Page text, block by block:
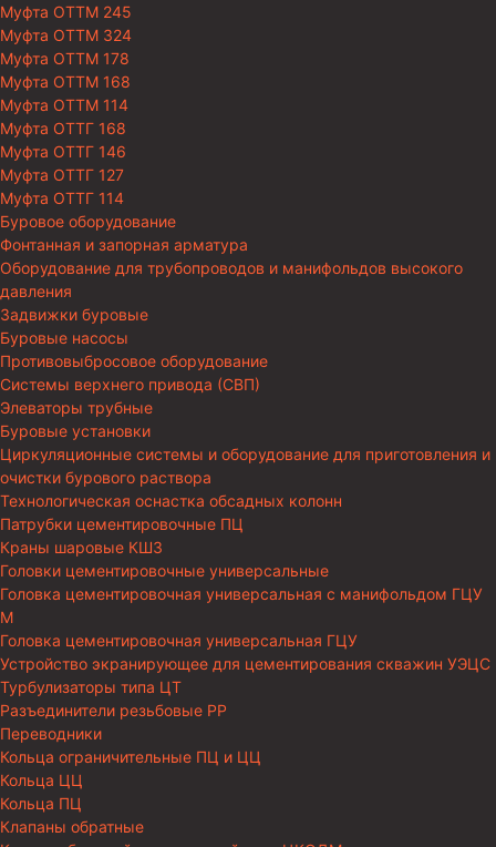
Муфта ОТТМ 245
Муфта ОТТМ 324
Муфта ОТТМ 178
Муфта ОТТМ 168
Муфта ОТТМ 114
Муфта ОТТГ 168
Муфта ОТТГ 146
Муфта ОТТГ 127
Муфта ОТТГ 114
Буровое оборудование
Фонтанная и запорная арматура
Оборудование для трубопроводов и манифольдов высокого
давления
Задвижки буровые
Буровые насосы
Противовыбросовое оборудование
Системы верхнего привода (СВП)
Элеваторы трубные
Буровые установки
Циркуляционные системы и оборудование для приготовления и
очистки бурового раствора
Технологическая оснастка обсадных колонн
Патрубки цементировочные ПЦ
Краны шаровые КШЗ
Головки цементировочные универсальные
Головка цементировочная универсальная с манифольдом ГЦУ
М
Головка цементировочная универсальная ГЦУ
Устройство экранирующее для цементирования скважин УЭЦС
Турбулизаторы типа ЦТ
Разъединители резьбовые РР
Переводники
Кольца ограничительные ПЦ и ЦЦ
Кольца ЦЦ
Кольца ПЦ
Клапаны обратные